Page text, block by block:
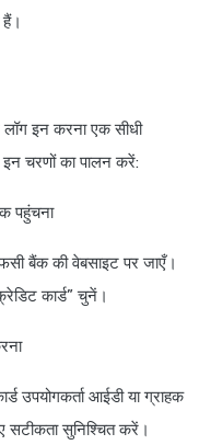
इन करना एक सीधी
चरणों का पालन करें:
पहुंचना
बैंक की वेबसाइट पर जाएँ।
कार्ड” चुनें।
उपयोगकर्ता आईडी या ग्राहक
सटीकता सुनिश्चित करें।